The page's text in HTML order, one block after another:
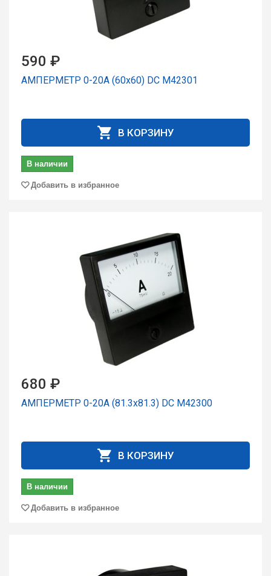
590 ₽
АМПЕРМЕТР 0-20А (60x60) DC М42301
В КОРЗИНУ
В наличии
Добавить в избранное
680 ₽
АМПЕРМЕТР 0-20А (81.3х81.3) DC М42300
В КОРЗИНУ
В наличии
Добавить в избранное